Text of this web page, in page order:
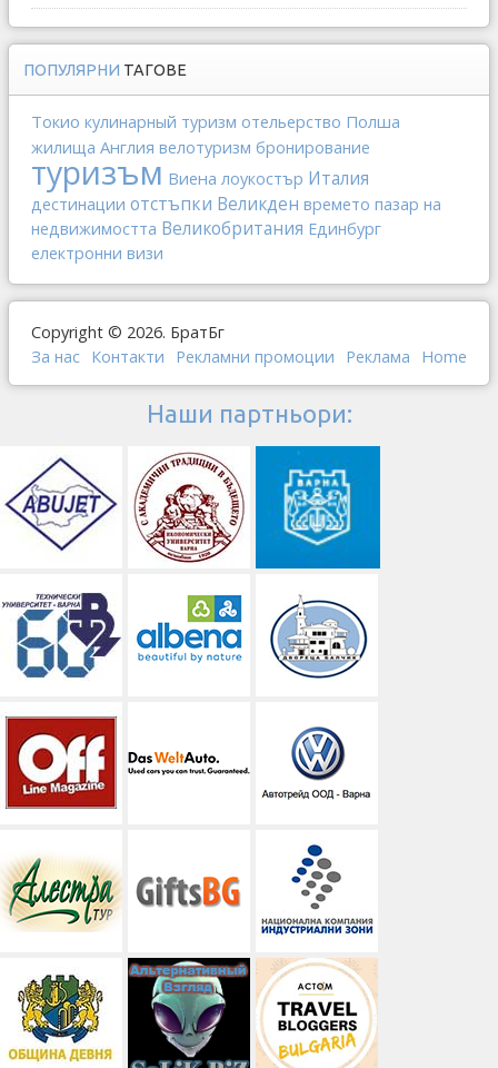
ПОПУЛЯРНИ ТАГОВЕ
Токио кулинарный туризм отельерство Полша
жилища Англия велотуризм бронирование
туризъм Виена лоукостър Италия
дестинации отстъпки Великден времето пазар на
недвижимостта Великобритания Единбург
електронни визи
Copyright © 2026. БратБг
За нас Контакти Рекламни промоции Реклама Home
Наши партньори: